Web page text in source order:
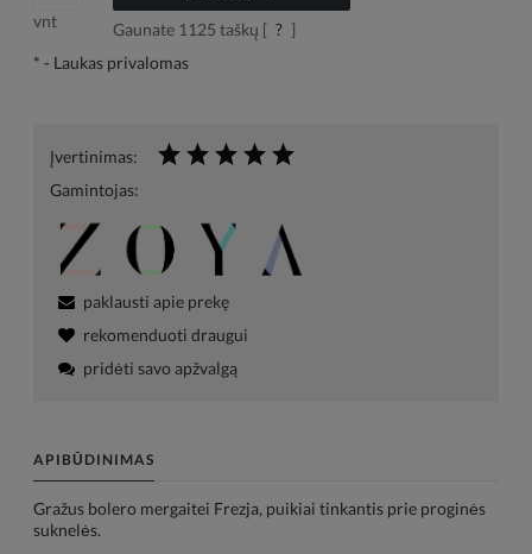
vnt
Gaunate 1125 taškų [ ? ]
* - Laukas privalomas
Įvertinimas:
Gamintojas:
paklausti apie prekę
rekomenduoti draugui
pridėti savo apžvalgą
APIBŪDINIMAS
Gražus bolero mergaitei Frezja, puikiai tinkantis prie proginės
suknelės.